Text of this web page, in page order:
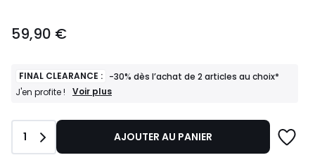
€.
59,90 €
FINAL CLEARANCE : -30% dès l’achat de 2 articles au choix*
J'en profite !
FINAL
Voir plus
Quantité
1 AJOUTER AU PANIER